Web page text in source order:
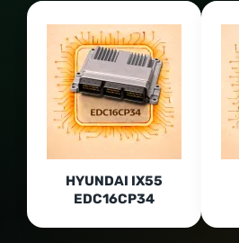
HYUNDAI IX55
EDC16CP34